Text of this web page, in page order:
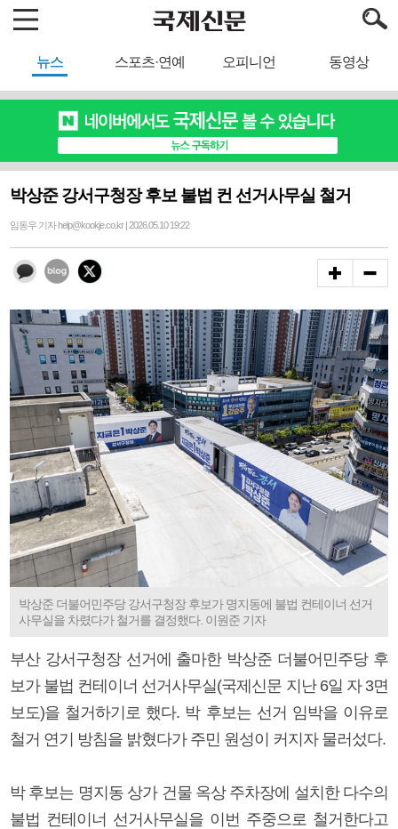
뉴스 스포츠·연예 오피니언 동영상
박상준 강서구청장 후보 불법 컨 선거사무실 철거
임동우 기자 help@kookje.co.kr | 2026.05.10 19:22
박상준 더불어민주당 강서구청장 후보가 명지동에 불법 컨테이너 선거
사무실을 차렸다가 철거를 결정했다. 이원준 기자
부산 강서구청장 선거에 출마한 박상준 더불어민주당 후
보가 불법 컨테이너 선거사무실(국제신문 지난 6일 자 3면
보도)을 철거하기로 했다. 박 후보는 선거 임박을 이유로
철거 연기 방침을 밝혔다가 주민 원성이 커지자 물러섰다.
박 후보는 명지동 상가 건물 옥상 주차장에 설치한 다수의
불법 컨테이너 선거사무실을 이번 주중으로 철거한다고